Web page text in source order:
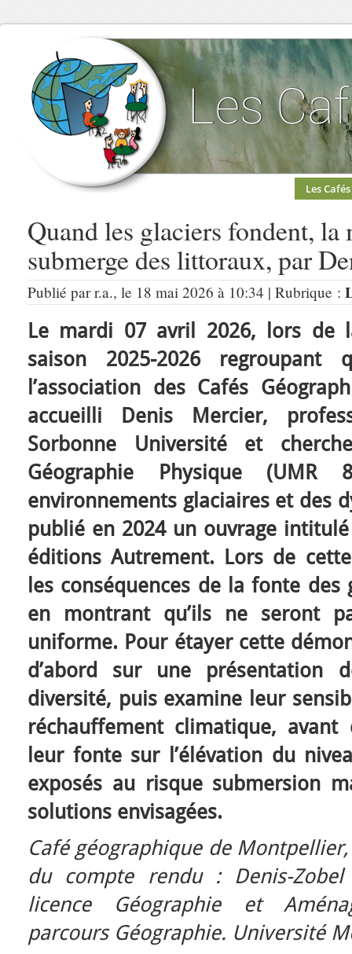
Les Cafés
Quand les glaciers fondent, la
submerge des littoraux, par
Publié par r.a., le 18 mai 2026 à 10:34 | Rubrique :
Le mardi 07 avril 2026, lors de
saison 2025-2026 regroupant
l’association des Cafés
accueilli Denis Mercier,
Sorbonne Université et
Géographie Physique (UMR
environnements glaciaires et des
publié en 2024 un ouvrage
éditions Autrement. Lors de
les conséquences de la fonte
en montrant qu’ils ne seront
uniforme. Pour étayer cette
d’abord sur une présentation
diversité, puis examine leur
réchauffement climatique, avant
leur fonte sur l’élévation du
exposés au risque submersion
solutions envisagées.
Café géographique de
du compte rendu : Denis-
licence Géographie et
parcours Géographie. Université